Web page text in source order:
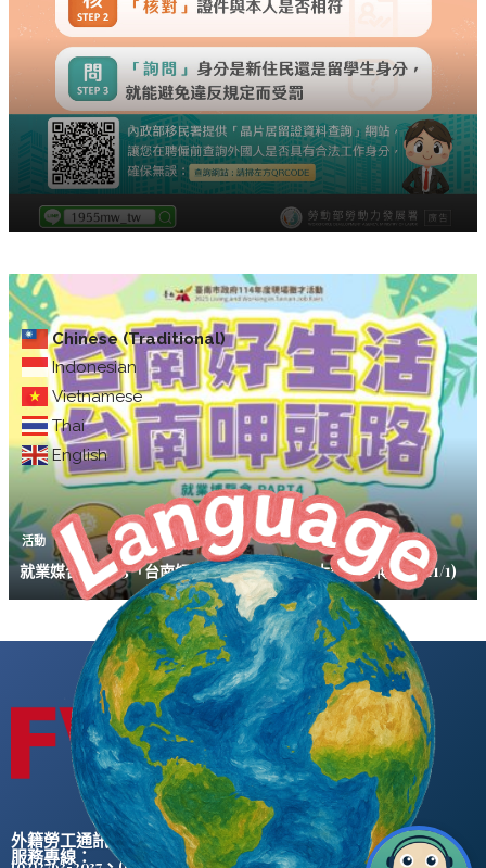
Chinese (Traditional)
Indonesian
Vietnamese
Thai
English
活動
就業媒合｜2025「台南好生活 台南呷頭路」大型就業博覽會(11/1)
外籍勞工通訊社版權所有 ©
服務專線：